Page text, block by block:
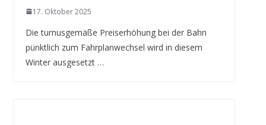
17. Oktober 2025
Die turnusgemäße Preiserhöhung bei der Bahn
pünktlich zum Fahrplanwechsel wird in diesem
Winter ausgesetzt …